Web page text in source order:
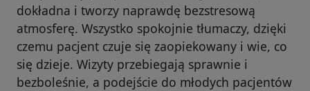
dokładna i tworzy naprawdę bezstresową
atmosferę. Wszystko spokojnie tłumaczy, dzięki
czemu pacjent czuje się zaopiekowany i wie, co
się dzieje. Wizyty przebiegają sprawnie i
bezboleśnie, a podejście do młodych pacjentów